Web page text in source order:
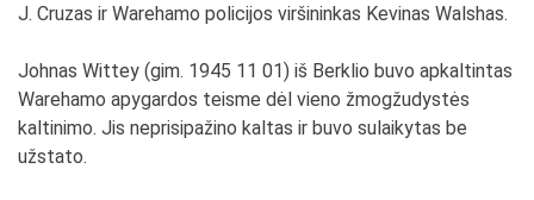
J. Cruzas ir Warehamo policijos viršininkas Kevinas Walshas.
Johnas Wittey (gim. 1945 11 01) iš Berklio buvo apkaltintas
Warehamo apygardos teisme dėl vieno žmogžudystės
kaltinimo. Jis neprisipažino kaltas ir buvo sulaikytas be
užstato.